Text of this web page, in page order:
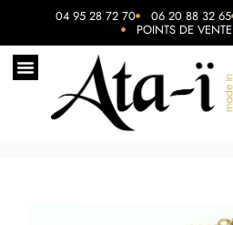
04 95 28 72 70 06 20 88 32 65
POINTS DE VENTE